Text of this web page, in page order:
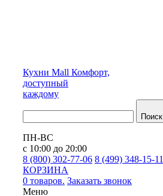
Кухни Mall Комфорт,
доступный
каждому
Поиск
ПН-ВС
с 10:00 до 20:00
8 (800) 302-77-06 8 (499) 348-15-11
КОРЗИНА
0 товаров. Заказать звонок
Меню